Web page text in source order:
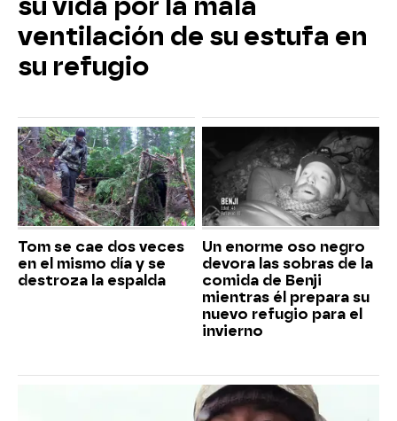
su vida por la mala
ventilación de su estufa en
su refugio
Tom se cae dos veces
en el mismo día y se
destroza la espalda
Un enorme oso negro
devora las sobras de la
comida de Benji
mientras él prepara su
nuevo refugio para el
invierno